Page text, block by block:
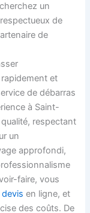
un
de
de
et
de débarras
à Saint-
respectant
un
approfondi,
faire, vous
en ligne, et
des coûts. De